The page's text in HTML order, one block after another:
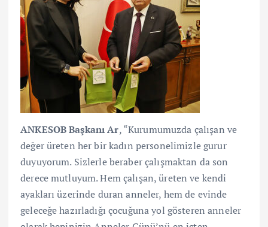
ANKESOB Başkanı Ar, “Kurumumuzda çalışan ve
değer üreten her bir kadın personelimizle gurur
duyuyorum. Sizlerle beraber çalışmaktan da son
derece mutluyum. Hem çalışan, üreten ve kendi
ayakları üzerinde duran anneler, hem de evinde
geleceğe hazırladığı çocuğuna yol gösteren anneler